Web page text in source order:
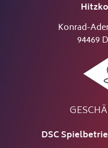
Konrad-
94469
DSC